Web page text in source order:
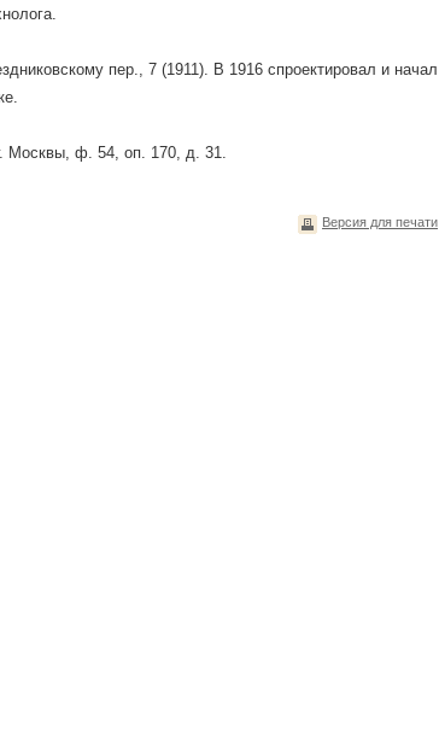
пер., 7 (1911). В 1916 спроектировал и начал
Москвы, ф. 54, оп. 170, д. 31.
Версия для печати